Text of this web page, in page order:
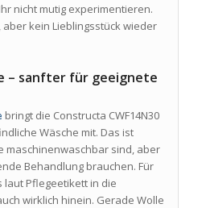
nicht mutig experimentieren.
kein Lieblingsstück wieder
– sanfter für geeignete
bringt die Constructa CWF14N30
Wäsche mit. Das ist
maschinenwaschbar sind, aber
Behandlung brauchen. Für
laut Pflegeetikett in die
wirklich hinein. Gerade Wolle